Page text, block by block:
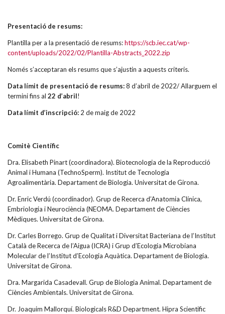
Presentació de resums:
Plantilla per a la presentació de resums:https://scb.iec.cat/wp-
content/uploads/2022/02/Plantilla-Abstracts_2022.zip
Només s’acceptaran els resums que s’ajustin a aquests criteris.
Data límit de presentació de resums:8 d’abril de 2022/ Allarguem el
termini fins al 22 d’abril!
Data límit d’inscripció: 2 de maig de 2022
Comitè Científic
Dra. Elisabeth Pinart (coordinadora). Biotecnologia de la Reproducció
Animal i Humana (TechnoSperm). Institut de Tecnologia
Agroalimentària. Departament de Biologia. Universitat de Girona.
Dr. Enric Verdú (coordinador). Grup de Recerca d’Anatomia Clínica,
Embriologia i Neurociència (NEOMA. Departament de Ciències
Mèdiques. Universitat de Girona.
Dr. Carles Borrego. Grup de Qualitat i Diversitat Bacteriana de l’Institut
Català de Recerca de l’Aigua (ICRA) i Grup d’Ecologia Microbiana
Molecular de l’Institut d’Ecologia Aquàtica. Departament de Biologia.
Universitat de Girona.
Dra. Margarida Casadevall. Grup de Biologia Animal. Departament de
Ciències Ambientals. Universitat de Girona.
Dr. Joaquim Mallorquí. Biologicals R&D Department. Hipra Scientific